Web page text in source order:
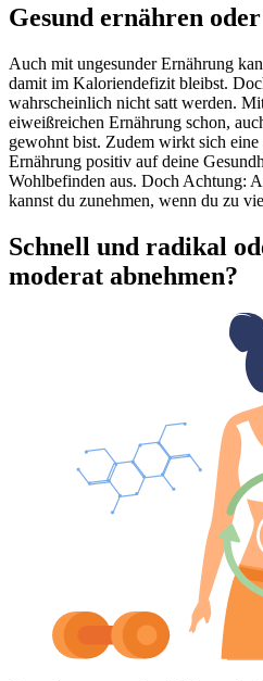
Gesund ernähren
Auch mit ungesunder Ernährung
damit im Kaloriendefizit bleibst.
wahrscheinlich nicht satt werden.
eiweißreichen Ernährung schon,
gewohnt bist. Zudem wirkt sich eine
Ernährung positiv auf deine
Wohlbefinden aus. Doch Achtung:
kannst du zunehmen, wenn du zu
Schnell und radikal
moderat abnehmen?